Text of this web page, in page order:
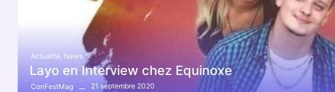
Actualité News
Layo en Interview chez Equinoxe
ConFestMag 21 septembre 2020